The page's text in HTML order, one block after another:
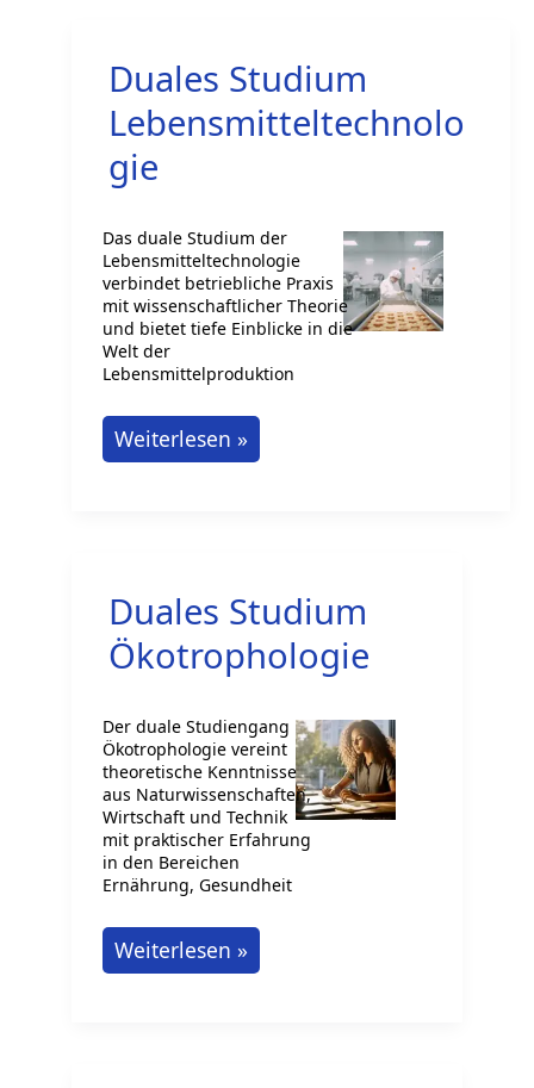
bei
Nestlé
Duales Studium
Lebensmitteltechnolo
gie
Das duale Studium der
Lebensmitteltechnologie
verbindet betriebliche Praxis
mit wissenschaftlicher Theorie
und bietet tiefe Einblicke in die
Welt der
Lebensmittelproduktion
Duales
Studium
Weiterlesen »
Duales Studium
Ökotrophologie
Der duale Studiengang
Ökotrophologie vereint
theoretische Kenntnisse
aus Naturwissenschaften,
Wirtschaft und Technik
mit praktischer Erfahrung
in den Bereichen
Ernährung, Gesundheit
Duales
Studium
Weiterlesen »